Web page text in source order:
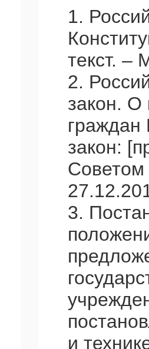
1.
текст. –
2.
закон. О
граждан
закон:
Советом
3.
и